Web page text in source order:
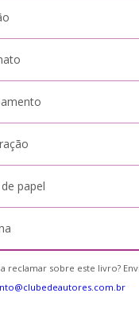
papel
reclamar sobre este livro?